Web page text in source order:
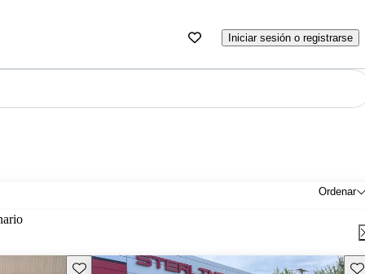
Iniciar sesión o registrarse
Ordenar
Guarda este Aviso